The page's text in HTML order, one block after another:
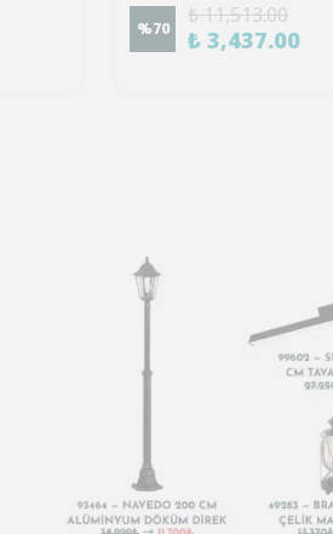
%70
₺ 11,513.00
₺ 3,437.00